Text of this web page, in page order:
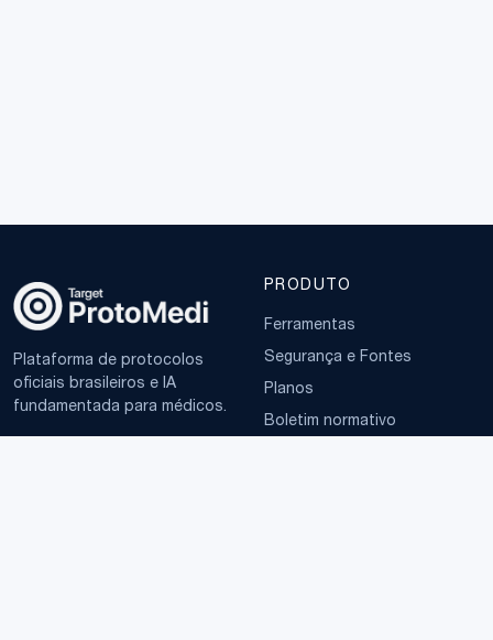
Plataforma de protocolos
oficiais brasileiros e IA
fundamentada para médicos.
PRODUTO
Ferramentas
Segurança e Fontes
Planos
Boletim normativo